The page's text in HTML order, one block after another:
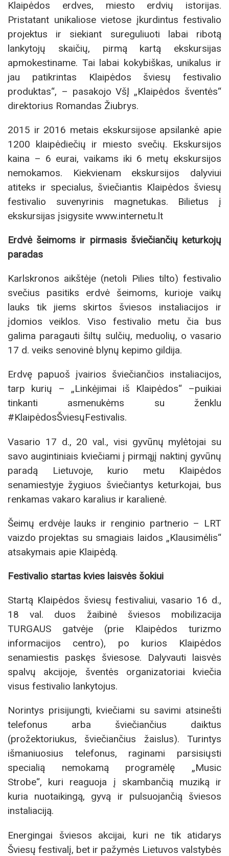
Klaipėdos erdves, miesto erdvių istorijas.
Pristatant unikaliose vietose įkurdintus festivalio
projektus ir siekiant sureguliuoti labai ribotą
lankytojų skaičių, pirmą kartą ekskursijas
apmokestiname. Tai labai kokybiškas, unikalus ir
jau patikrintas Klaipėdos šviesų festivalio
produktas“, – pasakojo VšĮ „Klaipėdos šventės“
direktorius Romandas Žiubrys.
2015 ir 2016 metais ekskursijose apsilankė apie
1200 klaipėdiečių ir miesto svečių. Ekskursijos
kaina – 6 eurai, vaikams iki 6 metų ekskursijos
nemokamos. Kiekvienam ekskursijos dalyviui
atiteks ir specialus, šviečiantis Klaipėdos šviesų
festivalio suvenyrinis magnetukas. Bilietus į
ekskursijas įsigysite www.internetu.lt
Erdvė šeimoms ir pirmasis šviečiančių keturkojų
paradas
Karlskronos aikštėje (netoli Pilies tilto) festivalio
svečius pasitiks erdvė šeimoms, kurioje vaikų
lauks tik jiems skirtos šviesos instaliacijos ir
įdomios veiklos. Viso festivalio metu čia bus
galima paragauti šiltų sulčių, meduolių, o vasario
17 d. veiks senovinė blynų kepimo gildija.
Erdvę papuoš įvairios šviečiančios instaliacijos,
tarp kurių – „Linkėjimai iš Klaipėdos“ –puikiai
tinkanti asmenukėms su ženklu
#KlaipėdosŠviesųFestivalis.
Vasario 17 d., 20 val., visi gyvūnų mylėtojai su
savo augintiniais kviečiami į pirmąjį naktinį gyvūnų
paradą Lietuvoje, kurio metu Klaipėdos
senamiestyje žygiuos šviečiantys keturkojai, bus
renkamas vakaro karalius ir karalienė.
Šeimų erdvėje lauks ir renginio partnerio – LRT
vaizdo projektas su smagiais laidos „Klausimėlis“
atsakymais apie Klaipėdą.
Festivalio startas kvies laisvės šokiui
Startą Klaipėdos šviesų festivaliui, vasario 16 d.,
18 val. duos žaibinė šviesos mobilizacija
TURGAUS gatvėje (prie Klaipėdos turizmo
informacijos centro), po kurios Klaipėdos
senamiestis paskęs šviesose. Dalyvauti laisvės
spalvų akcijoje, šventės organizatoriai kviečia
visus festivalio lankytojus.
Norintys prisijungti, kviečiami su savimi atsinešti
telefonus arba šviečiančius daiktus
(prožektoriukus, šviečiančius žaislus). Turintys
išmaniuosius telefonus, raginami parsisiųsti
specialią nemokamą programėlę „Music
Strobe“, kuri reaguoja į skambančią muziką ir
kuria nuotaikingą, gyvą ir pulsuojančią šviesos
instaliaciją.
Energingai šviesos akcijai, kuri ne tik atidarys
Šviesų festivalį, bet ir pažymės Lietuvos valstybės